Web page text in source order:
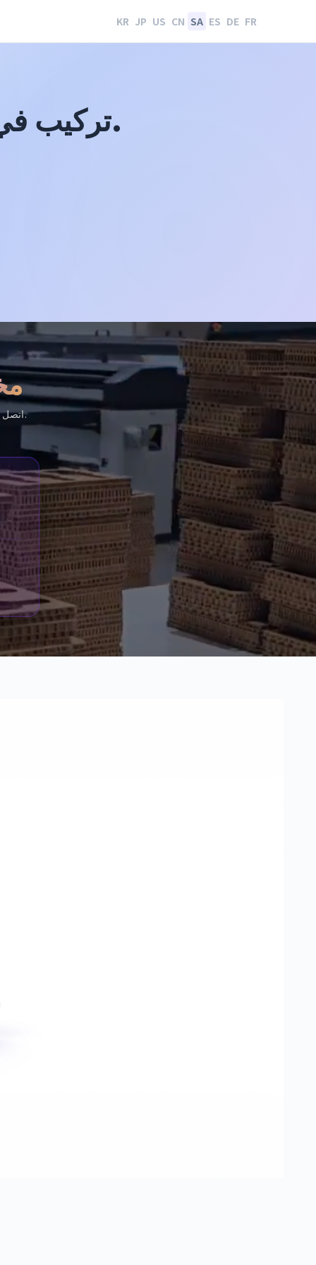
KR JP US CN SA ES DE FR
تركيب· عرض ورقي بلمسة واحدة.
اتصل بنا في أي وقت — سنشاركك خيارات خطوط القص وطريقة الإنتاج للشكل الذي تريده.